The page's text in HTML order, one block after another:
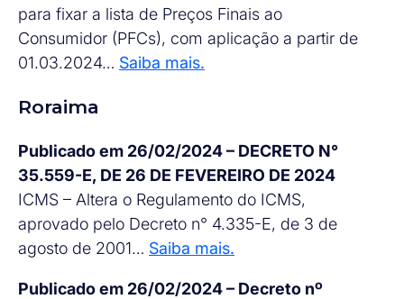
para fixar a lista de Preços Finais ao
Consumidor (PFCs), com aplicação a partir de
01.03.2024… Saiba mais.
Roraima
Publicado em 26/02/2024 – DECRETO N°
35.559-E, DE 26 DE FEVEREIRO DE 2024
ICMS – Altera o Regulamento do ICMS,
aprovado pelo Decreto n° 4.335-E, de 3 de
agosto de 2001… Saiba mais.
Publicado em 26/02/2024 – Decreto nº